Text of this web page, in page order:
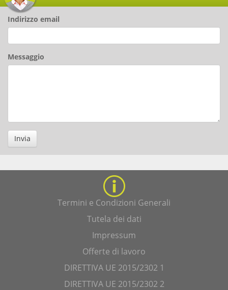
Indirizzo email
Messaggio
Invia
Termini e Condizioni Generali
Tutela dei dati
Impressum
Offerte di lavoro
DIRETTIVA UE 2015/2302 1
DIRETTIVA UE 2015/2302 2